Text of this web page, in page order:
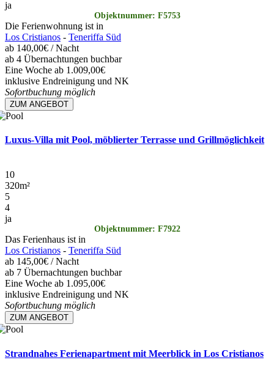
ja
Objektnummer: F5753
Die Ferienwohnung ist in
Los Cristianos - Teneriffa Süd
ab 140,00€ / Nacht
ab 4 Übernachtungen buchbar
Eine Woche ab 1.009,00€
inklusive Endreinigung und NK
Sofortbuchung möglich
ZUM ANGEBOT
Luxus-Villa mit Pool, möblierter Terrasse und Grillmöglichkeit
10
320m²
5
4
ja
Objektnummer: F7922
Das Ferienhaus ist in
Los Cristianos - Teneriffa Süd
ab 145,00€ / Nacht
ab 7 Übernachtungen buchbar
Eine Woche ab 1.095,00€
inklusive Endreinigung und NK
Sofortbuchung möglich
ZUM ANGEBOT
Strandnahes Ferienapartment mit Meerblick in Los Cristianos